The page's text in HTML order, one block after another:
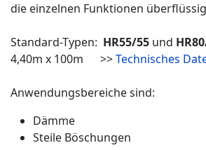
die einzelnen Funktionen
Standard-Typen: HR55/55 und
4,40m x 100m >>Technisches
Anwendungsbereiche sind:
Dämme
Steile Böschungen